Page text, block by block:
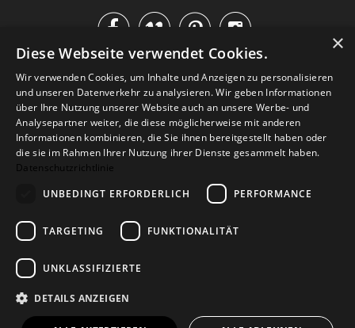

IM KATALOG BLÄTTERN
Versand Zahlarten
Retoure
Widerrufsformular
© 2026Baltic Design Shop. Baltic Design Shop
×
Diese Webseite verwendet Cookies.
Wir verwenden Cookies, um Inhalte und Anzeigen zu personalisieren
und unseren Datenverkehr zu analysieren. Wir geben Informationen
über Ihre Nutzung unserer Website auch an unsere Werbe- und
Analysepartner weiter, die diese möglicherweise mit anderen
Informationen kombinieren, die Sie ihnen bereitgestellt haben oder
die sie im Rahmen Ihrer Nutzung ihrer Dienste gesammelt haben.
Datenschutzrichtlinie
UNBEDINGT ERFORDERLICH
PERFORMANCE
TARGETING FUNKTIONALITÄT
UNKLASSIFIZIERTE
DETAILS ANZEIGEN